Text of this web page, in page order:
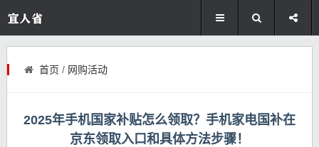
首页 / 网购活动
2025年手机国家补贴怎么领取？手机家电国补在
京东领取入口和具体方法步骤！